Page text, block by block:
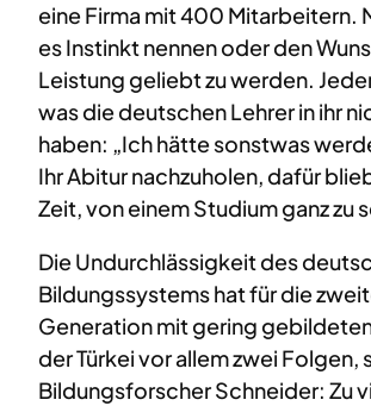
eine Firma mit 400 Mitarbeitern.
es Instinkt nennen oder den
Leistung geliebt zu werden.
was die deutschen Lehrer in ihr
haben: „Ich hätte sonstwas
Ihr Abitur nachzuholen, dafür
Zeit, von einem Studium ganz zu
Die Undurchlässigkeit des
Bildungssystems hat für die
Generation mit gering
der Türkei vor allem zwei Folgen,
Bildungsforscher Schneider: Zu